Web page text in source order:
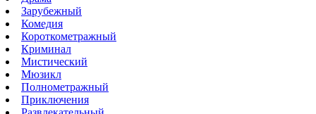
Зарубежный
Комедия
Короткометражный
Криминал
Мистический
Мюзикл
Полнометражный
Приключения